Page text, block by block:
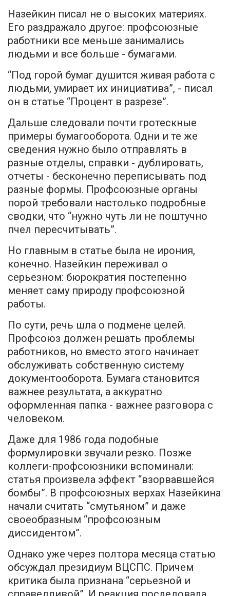
Назейкин писал не о высоких материях.
Его раздражало другое: профсоюзные
работники все меньше занимались
людьми и все больше - бумагами.
“Под горой бумаг душится живая работа с
людьми, умирает их инициатива”, - писал
он в статье “Процент в разрезе”.
Дальше следовали почти гротескные
примеры бумагооборота. Одни и те же
сведения нужно было отправлять в
разные отделы, справки - дублировать,
отчеты - бесконечно переписывать под
разные формы. Профсоюзные органы
порой требовали настолько подробные
сводки, что “нужно чуть ли не поштучно
пчел пересчитывать”.
Но главным в статье была не ирония,
конечно. Назейкин переживал о
серьезном: бюрократия постепенно
меняет саму природу профсоюзной
работы.
По сути, речь шла о подмене целей.
Профсоюз должен решать проблемы
работников, но вместо этого начинает
обслуживать собственную систему
документооборота. Бумага становится
важнее результата, а аккуратно
оформленная папка - важнее разговора с
человеком.
Даже для 1986 года подобные
формулировки звучали резко. Позже
коллеги-профсоюзники вспоминали:
статья произвела эффект “взорвавшейся
бомбы”. В профсоюзных верхах Назейкина
начали считать “смутьяном” и даже
своеобразным “профсоюзным
диссидентом”.
Однако уже через полтора месяца статью
обсуждал президиум ВЦСПС. Причем
критика была признана “серьезной и